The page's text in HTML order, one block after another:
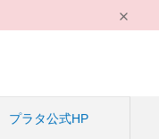
プラタ公式HP